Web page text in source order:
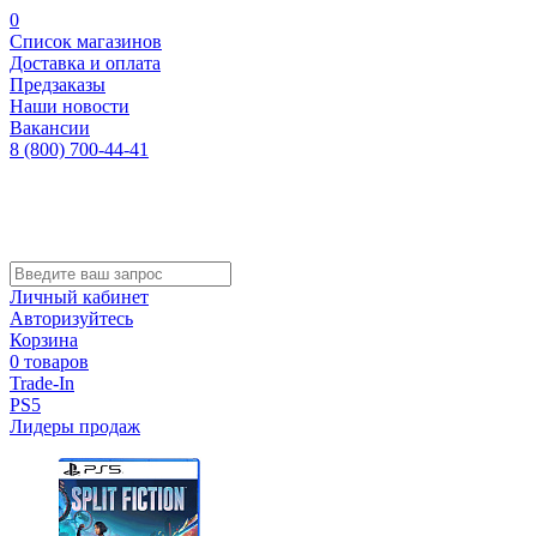
0
Список магазинов
Доставка и оплата
Предзаказы
Наши новости
Вакансии
8 (800) 700-44-41
Личный кабинет
Авторизуйтесь
Корзина
0 товаров
Trade-In
PS5
Лидеры продаж